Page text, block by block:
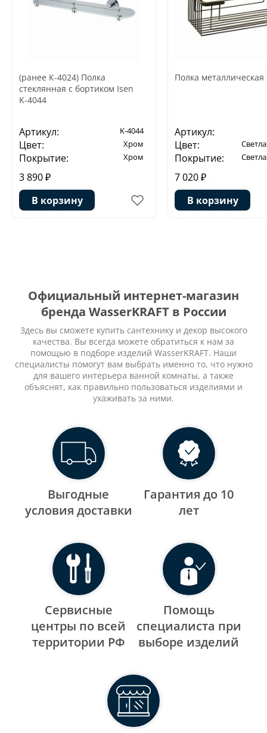
(ранее К-4024) Полка
стеклянная с бортиком Isen
K-4044
Артикул: K-4044
Цвет: Хром
Покрытие: Хром
3 890 ₽
В корзину
Полка металлическая
Артикул:
Цвет:
Покрытие:
7 020 ₽
В корзину
Официальный интернет-магазин
бренда WasserKRAFT в России
Здесь вы сможете купить сантехнику и декор высокого
качества. Вы всегда можете обратиться к нам за
помощью в подборе изделий WasserKRAFT. Наши
специалисты помогут вам выбрать именно то, что нужно
для вашего интерьера ванной комнаты, а также
объяснят, как правильно пользоваться изделиями и
ухаживать за ними.
Выгодные
уcловия доставки
Гарантия до 10
лет
Сервисные
центры по всей
территории РФ
Помощь
специалиста при
выборе изделий